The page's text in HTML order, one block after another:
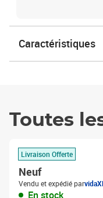
Caractéristiques
Toutes
Livraison Offerte
Neuf
Vendu et expédié parvidaXL
En stock